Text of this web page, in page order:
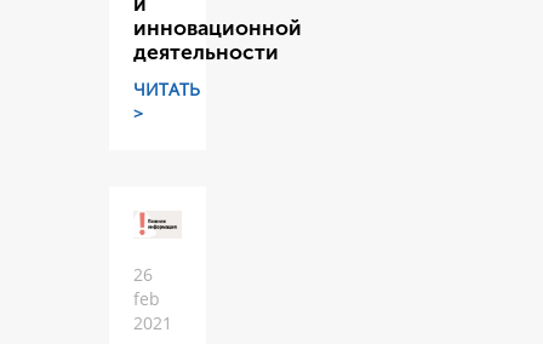
инновационной
деятельности
ЧИТАТЬ
>
26
feb
2021